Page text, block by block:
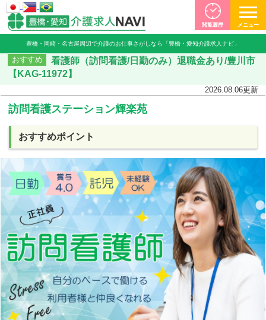
豊橋・岡崎・名古屋周辺で介護のお仕事さがしなら「豊橋・愛知介護求人ナビ」
閲覧履歴 メニュー
おすすめ
看護師（訪問看護/日勤のみ）退職金あり/豊川市
【KAG-11972】
2026.08.06更新
訪問看護ステーション輝楽苑
おすすめポイント